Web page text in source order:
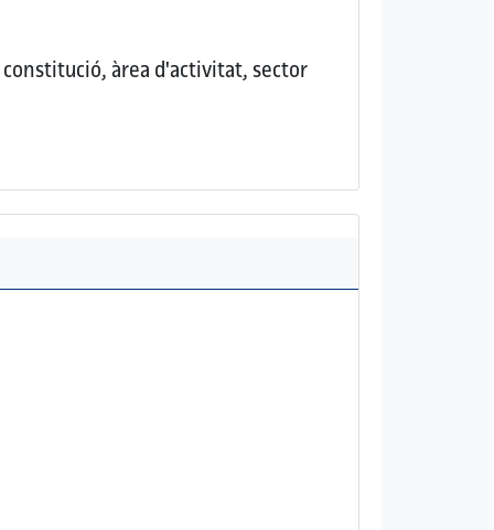
àrea d'activitat, sector